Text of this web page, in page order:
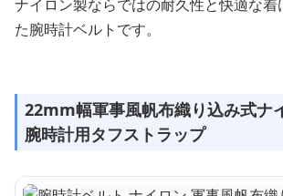
ナイロン製ならではの耐久性と快適な着
た腕時計ベルトです。
22mm幅軍事風帆布織り込み式ナ
腕時計用タフストラップ